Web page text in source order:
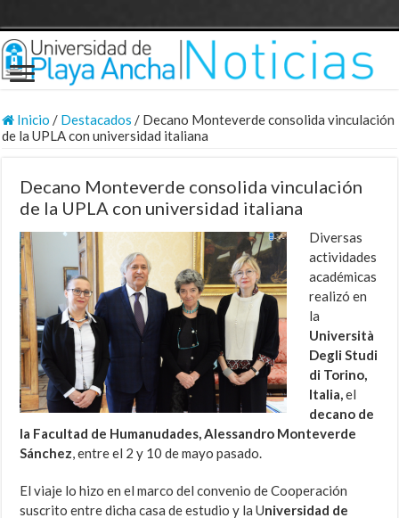
Inicio / Destacados / Decano Monteverde consolida vinculación
de la UPLA con universidad italiana
Decano Monteverde consolida vinculación
de la UPLA con universidad italiana
Diversas
actividades
académicas
realizó en
la
Università
Degli Studi
di Torino,
Italia,el
decano de
la Facultad de Humanudades, Alessandro Monteverde
Sánchez, entre el 2 y 10 de mayo pasado.
El viaje lo hizo en el marco del convenio de Cooperación
suscrito entre dicha casa de estudio y la Universidad de